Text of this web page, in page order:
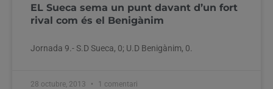
EL Sueca sema un punt davant d’un fort
rival com és el Benigànim
Jornada 9.- S.D Sueca, 0; U.D Benigànim, 0.
28 octubre, 2013 1 comentari